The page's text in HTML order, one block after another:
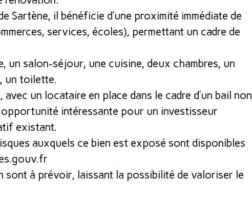
Sartène, il bénéficie d’une proximité immédiate de
services, écoles), permettant un cadre de
un salon-séjour, une cuisine, deux chambres, un
un toilette.
un locataire en place dans le cadre d’un bail non
intéressante pour un investisseur
existant.
auxquels ce bien est exposé sont disponibles
sont à prévoir, laissant la possibilité de valoriser le